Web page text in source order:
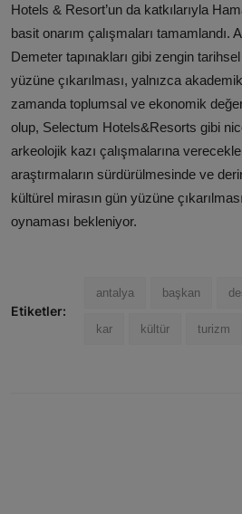
Hotels & Resort’un da katkılarıyla
basit onarım çalışmaları tamamlandı.
Demeter tapınakları gibi zengin
yüzüne çıkarılması, yalnızca
zamanda toplumsal ve ekonomik
olup, Selectum Hotels&Resorts gibi
arkeolojik kazı çalışmalarına
araştırmaların sürdürülmesinde ve
kültürel mirasın gün yüzüne
oynaması bekleniyor.
Etiketler:
antalya başkan
kar kültür turizm